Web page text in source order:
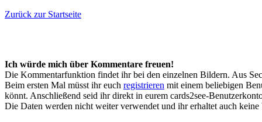
Zurück zur Startseite
Ich würde mich über Kommentare freuen!
Die Kommentarfunktion findet ihr bei den einzelnen Bildern. Aus
Beim ersten Mal müsst ihr euch registrieren mit einem beliebigen
könnt. Anschließend seid ihr direkt in eurem cards2see-
Die Daten werden nicht weiter verwendet und ihr erhaltet auch